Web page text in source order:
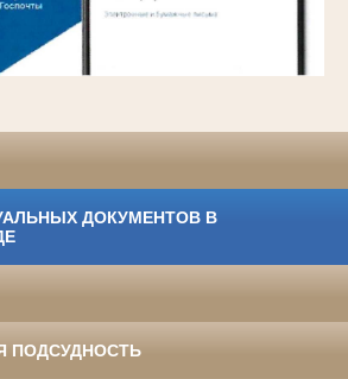
ДОКУМЕНТОВ В
ПОДСУДНОСТЬ